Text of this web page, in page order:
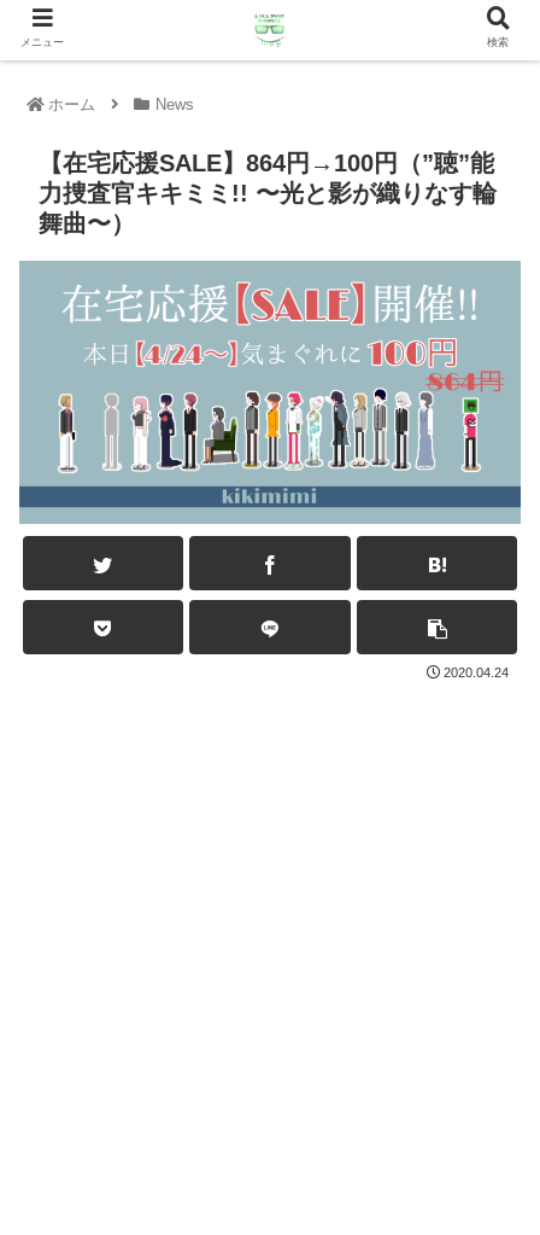
ホーム News
【在宅応援SALE】864円→100円（”聴”能
力捜査官キキミミ!! 〜光と影が織りなす輪
舞曲〜）
2020.04.24
メニュー 検索